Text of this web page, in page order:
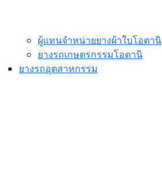
ผู้แทนจำหน่ายยางผ้าใบโอตานิ
ยางรถเกษตรกรรมโอตานิ
ยางรถอุตสาหกรรม